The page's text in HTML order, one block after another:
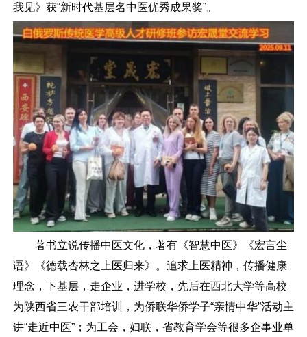
我见》获“新时代基层名中医优秀成果奖”。
著书立说传播中医文化，著有《智慧中医》《宏言尘
语》《德载杏林之上医归来》。追求上医精神，传播健康
理念，下基层，走企业，进学校，先后在西北大学等高校
为陕西省三农干部培训，为侨联华侨学子“亲情中华”活动主
讲“走近中医”；为工会，妇联，省教育学会等很多企事业单